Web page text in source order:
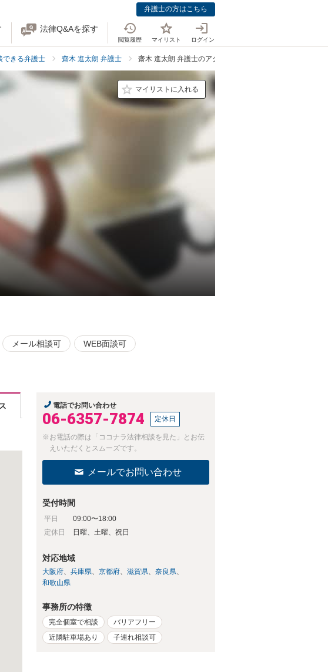
弁護士の方はこちら
法律Q&Aを探す
閲覧履歴 マイリスト ログイン
できる弁護士 齋木 進太朗 弁護士 齋木 進太朗 弁護士のアクセス
マイリストに入れる
メール相談可 WEB面談可
電話でお問い合わせ
06-6357-7874 定休日
※お電話の際は「ココナラ法律相談を見た」とお伝
えいただくとスムーズです。
メールでお問い合わせ
受付時間
平日
09:00〜18:00
定休日
日曜、土曜、祝日
対応地域
大阪府 兵庫県 京都府 滋賀県
奈良県
和歌山県
事務所の特徴
完全個室で相談
バリアフリー
近隣駐車場あり
子連れ相談可